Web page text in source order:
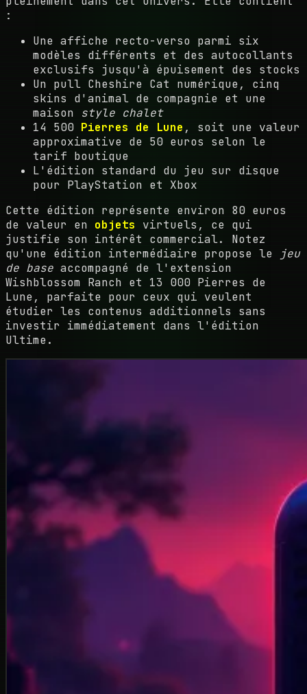
:
Une affiche recto-verso parmi six
modèles différents et des autocollants
exclusifs jusqu'à épuisement des stocks
Un pull Cheshire Cat numérique, cinq
skins d'animal de compagnie et une
maison style chalet
14 500 Pierres de Lune , soit une valeur
approximative de 50 euros selon le
tarif boutique
L'édition standard du jeu sur disque
pour PlayStation et Xbox
Cette édition représente environ 80 euros
de valeur en objets virtuels, ce qui
justifie son intérêt commercial. Notez
qu'une édition intermédiaire propose le
jeu
de base accompagné de l'extension
Wishblossom Ranch et 13 000 Pierres de
Lune, parfaite pour ceux qui veulent
étudier les contenus additionnels sans
investir immédiatement dans l'édition
Ultime.